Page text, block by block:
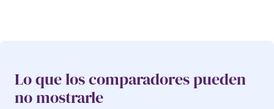
Lo que los comparadores pueden
no mostrarle